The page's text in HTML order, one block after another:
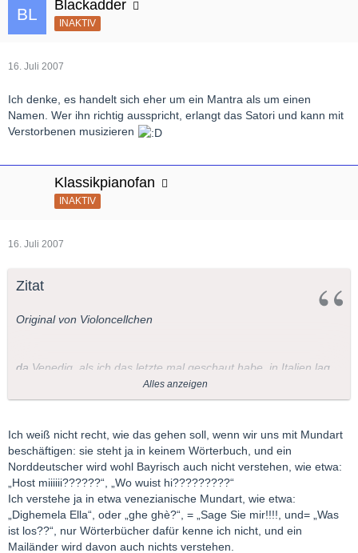
Blackadder
INAKTIV
16. Juli 2007
Ich denke, es handelt sich eher um ein Mantra als um einen
Namen. Wer ihn richtig ausspricht, erlangt das Satori und kann mit
Verstorbenen musizieren
Klassikpianofan
INAKTIV
16. Juli 2007
Zitat
Original von Violoncellchen
da Venedig, als ich das letzte mal geschaut habe, in Italien lag,
habe ich diese Venezianische Blüte mal grob ins Kapitel
"Italienisch" geschoben... Die Liste ist einfach zu kurz, um jedes
muss ich den Italienern, das gleiche Recht auf lokale Diversität
zugestehen, wie den Niederländern und benenne die Rubrik
daher in "Italienisch/Venezianisch" um, zufrieden?
Vc
Alles anzeigen
Ich weiß nicht recht, wie das gehen soll, wenn wir uns mit Mundart
beschäftigen: sie steht ja in keinem Wörterbuch, und ein
Norddeutscher wird wohl Bayrisch auch nicht verstehen, wie etwa:
„Host miiiiii??????“, „Wo wuist hi?????????“
Ich verstehe ja in etwa venezianische Mundart, wie etwa:
„Dighemela Ella“, oder „ghe ghè?“, = „Sage Sie mir!!!!, und= „Was
ist los??“, nur Wörterbücher dafür kenne ich nicht, und ein
Mailänder wird davon auch nichts verstehen.